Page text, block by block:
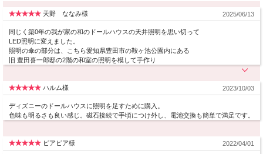
天野 ななみ様 2025/06/13
同じく築0年の我が家の和のドールハウスの天井照明を思い切って
LED照明に変えました。
照明の傘の部分は、こちら愛知県豊田市の鞍ヶ池公園内にある
旧 豊田喜一郎邸の2階の和室の照明を模して手作り
ハルム様 2023/10/03
ディズニーのドールハウスに照明を足すために購入。
色味も明るさも良い感じ。磁石接続で手頃につけ外し、電池交換も簡単で満足です。
ピアピア様 2022/04/01